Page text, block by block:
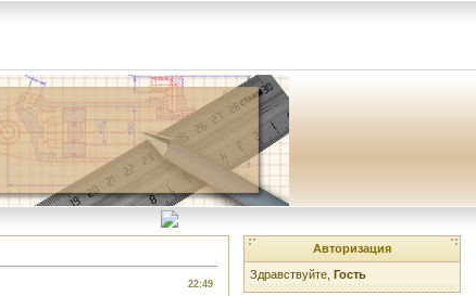
22:49
Авторизация
Здравствуйте, Гость